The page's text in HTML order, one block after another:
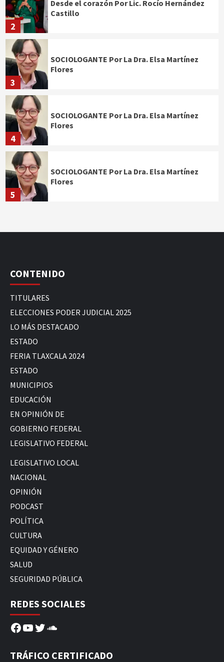
2
Desde el corazón Por Lic. Rocío Hernández
Castillo
3
SOCIOLOGANTE Por La Dra. Elsa Martínez
Flores
4
SOCIOLOGANTE Por La Dra. Elsa Martínez
Flores
5
SOCIOLOGANTE Por La Dra. Elsa Martínez
Flores
CONTENIDO
TITULARES
ELECCIONES PODER JUDICIAL 2025
LO MÁS DESTACADO
ESTADO
FERIA TLAXCALA 2024
ESTADO
MUNICIPIOS
EDUCACIÓN
EN OPINIÓN DE
GOBIERNO FEDERAL
LEGISLATIVO FEDERAL
LEGISLATIVO LOCAL
NACIONAL
OPINIÓN
PODCAST
POLÍTICA
CULTURA
EQUIDAD Y GÉNERO
SALUD
SEGURIDAD PÚBLICA
REDES SOCIALES
Facebook
YouTube
Twitter
SoundCloud
TRÁFICO CERTIFICADO